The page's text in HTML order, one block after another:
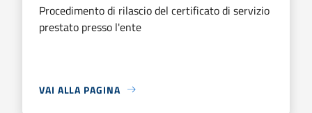
Procedimento di rilascio del certificato di servizio
prestato presso l'ente
VAI ALLA PAGINA